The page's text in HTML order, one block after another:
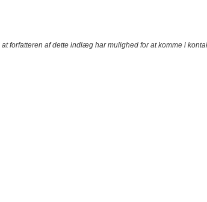
forfatteren af dette indlæg har mulighed for at komme i